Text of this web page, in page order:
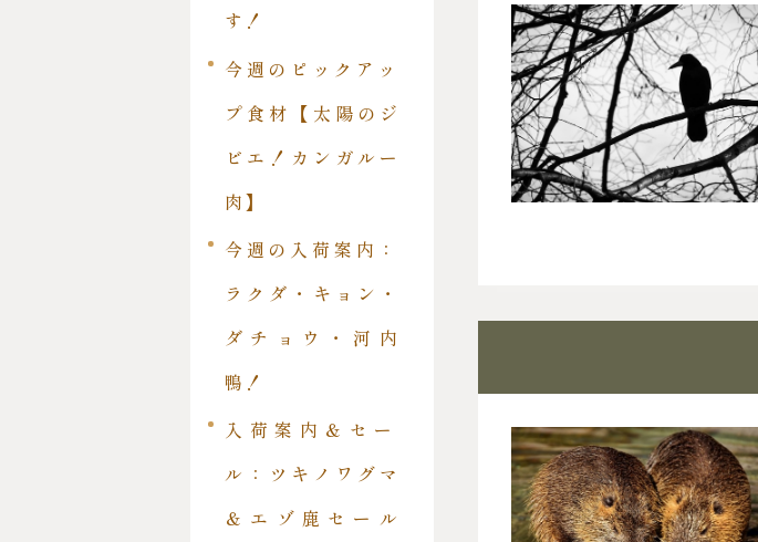
す！
今週のピックアッ
プ食材【太陽のジ
ビエ！カンガルー
肉】
今週の入荷案内：
ラクダ・キョン・
ダチョウ・河内
鴨！
入荷案内＆セー
ル：ツキノワグマ
＆エゾ鹿セール